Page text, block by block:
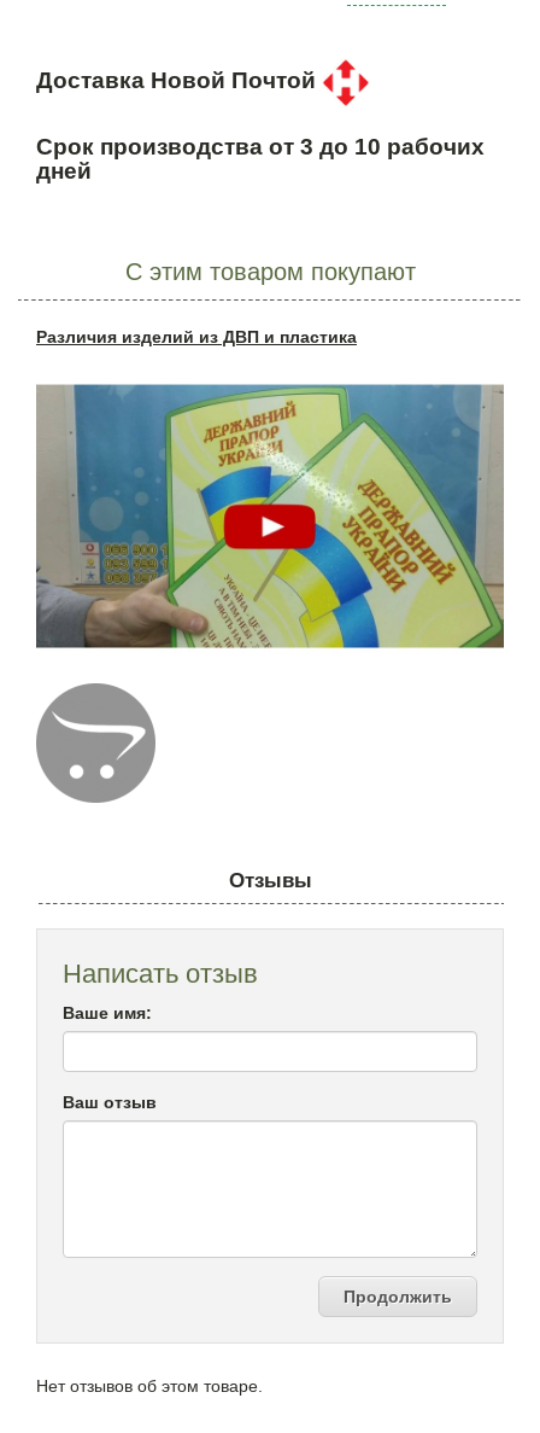
Доставка Новой Почтой
Срок производства от 3 до 10 рабочих
дней
С этим товаром покупают
Различия изделий из ДВП и пластика
Отзывы
Написать отзыв
Ваше имя:
Ваш отзыв
Продолжить
Нет отзывов об этом товаре.